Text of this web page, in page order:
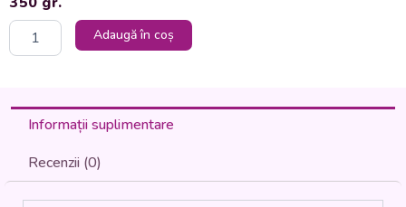
Cantitate
CUPTOR
Adaugă în coș
Informații suplimentare
Recenzii (0)